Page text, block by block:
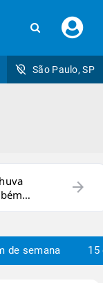
seu
São Paulo, SP
arrow_forward
de semana 15